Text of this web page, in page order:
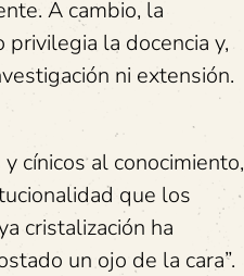
A cambio, la
la docencia y,
ni extensión.
al conocimiento,
que los
cristalización ha
un ojo de la cara”.